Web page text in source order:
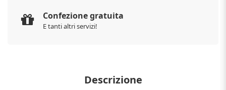
Confezione gratuita
E tanti altri servizi!
Descrizione